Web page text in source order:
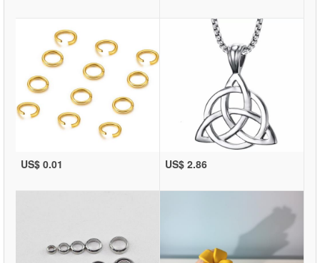
US$ 0.01 US$ 2.86